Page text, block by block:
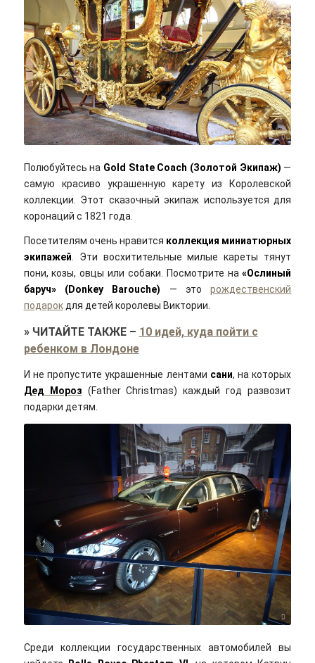
Kari Nesler/flickr/Cc-by-nd 2.0
Полюбуйтесь на Gold State Coach (Золотой Экипаж) —
самую красиво украшенную карету из Королевской
коллекции. Этот сказочный экипаж используется для
коронаций с 1821 года.
Посетителям очень нравится коллекция миниатюрных
экипажей . Эти восхитительные милые кареты тянут
пони, козы, овцы или собаки. Посмотрите на«Ослиный
баруч» (Donkey Barouche) — эторождественский
подарокдля детей королевы Виктории.
» ЧИТАЙТЕ ТАКЖЕ– 10 идей, куда пойти с
ребенком в Лондоне
И не пропустите украшенные лентами сани, на которых
Дед Мороз (Father Christmas) каждый год развозит
подарки детям.
~Ealasaid~/flickr/Cc-by 2.0
Среди коллекции государственных автомобилей вы